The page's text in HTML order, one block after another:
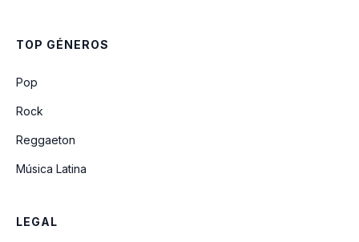
TOP GÉNEROS
Pop
Rock
Reggaeton
Música Latina
LEGAL